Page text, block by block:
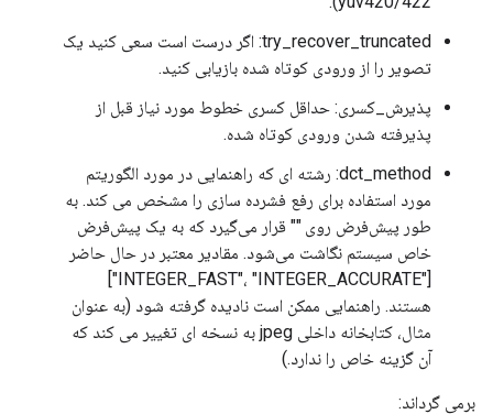
try_recover_truncated: اگر درست است سعی کنید یک
تصویر را از ورودی کوتاه شده بازیابی کنید.
پذیرش_کسری: حداقل کسری خطوط مورد نیاز قبل از
پذیرفته شدن ورودی کوتاه شده.
dct_method: رشته ای که راهنمایی در مورد الگوریتم
مورد استفاده برای رفع فشرده سازی را مشخص می کند. به
طور پیش‌فرض روی "" قرار می‌گیرد که به یک پیش‌فرض
خاص سیستم نگاشت می‌شود. مقادیر معتبر در حال حاضر
["INTEGER_FAST"، "INTEGER_ACCURATE"]
هستند. راهنمایی ممکن است نادیده گرفته شود (به عنوان
مثال، کتابخانه داخلی jpeg به نسخه ای تغییر می کند که
آن گزینه خاص را ندارد.)
برمی گرداند: